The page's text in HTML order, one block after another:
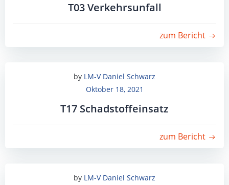
T03 Verkehrsunfall
zum Bericht
by LM-V Daniel Schwarz
Oktober 18, 2021
T17 Schadstoffeinsatz
zum Bericht
by LM-V Daniel Schwarz